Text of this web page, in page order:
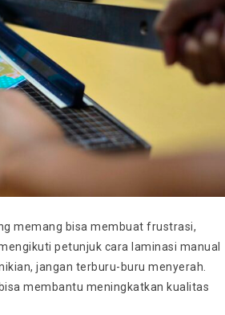
memang bisa membuat frustrasi,
petunjuk cara laminasi manual
jangan terburu-buru menyerah.
membantu meningkatkan kualitas